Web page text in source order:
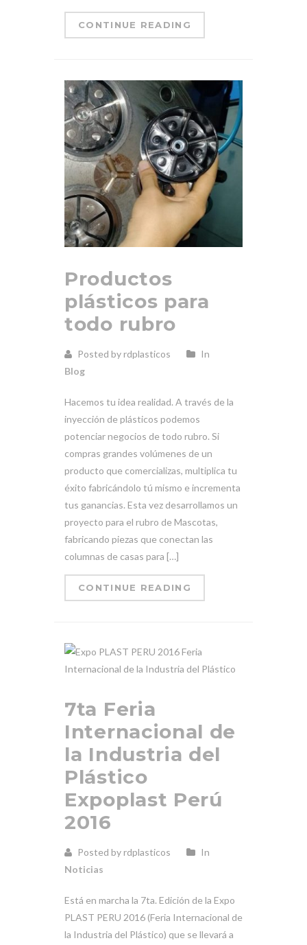
CONTINUE READING
Productos
plásticos para
todo rubro
Posted by rdplasticos
In
Blog
Hacemos tu idea realidad. A través de la
inyección de plásticos podemos
potenciar negocios de todo rubro. Si
compras grandes volúmenes de un
producto que comercializas, multiplica tu
éxito fabricándolo tú mismo e incrementa
tus ganancias. Esta vez desarrollamos un
proyecto para el rubro de Mascotas,
fabricando piezas que conectan las
columnas de casas para […]
CONTINUE READING
7ta Feria
Internacional de
la Industria del
Plástico
Expoplast Perú
2016
Posted by rdplasticos
In
Noticias
Está en marcha la 7ta. Edición de la Expo
PLAST PERU 2016 (Feria Internacional de
la Industria del Plástico) que se llevará a